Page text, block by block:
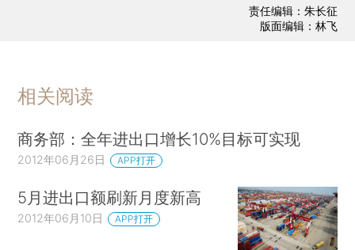
责任编辑：朱长征
版面编辑：林飞
相关阅读
商务部：全年进出口增长10%目标可实现
2012年06月26日 APP打开
5月进出口额刷新月度新高
2012年06月10日 APP打开